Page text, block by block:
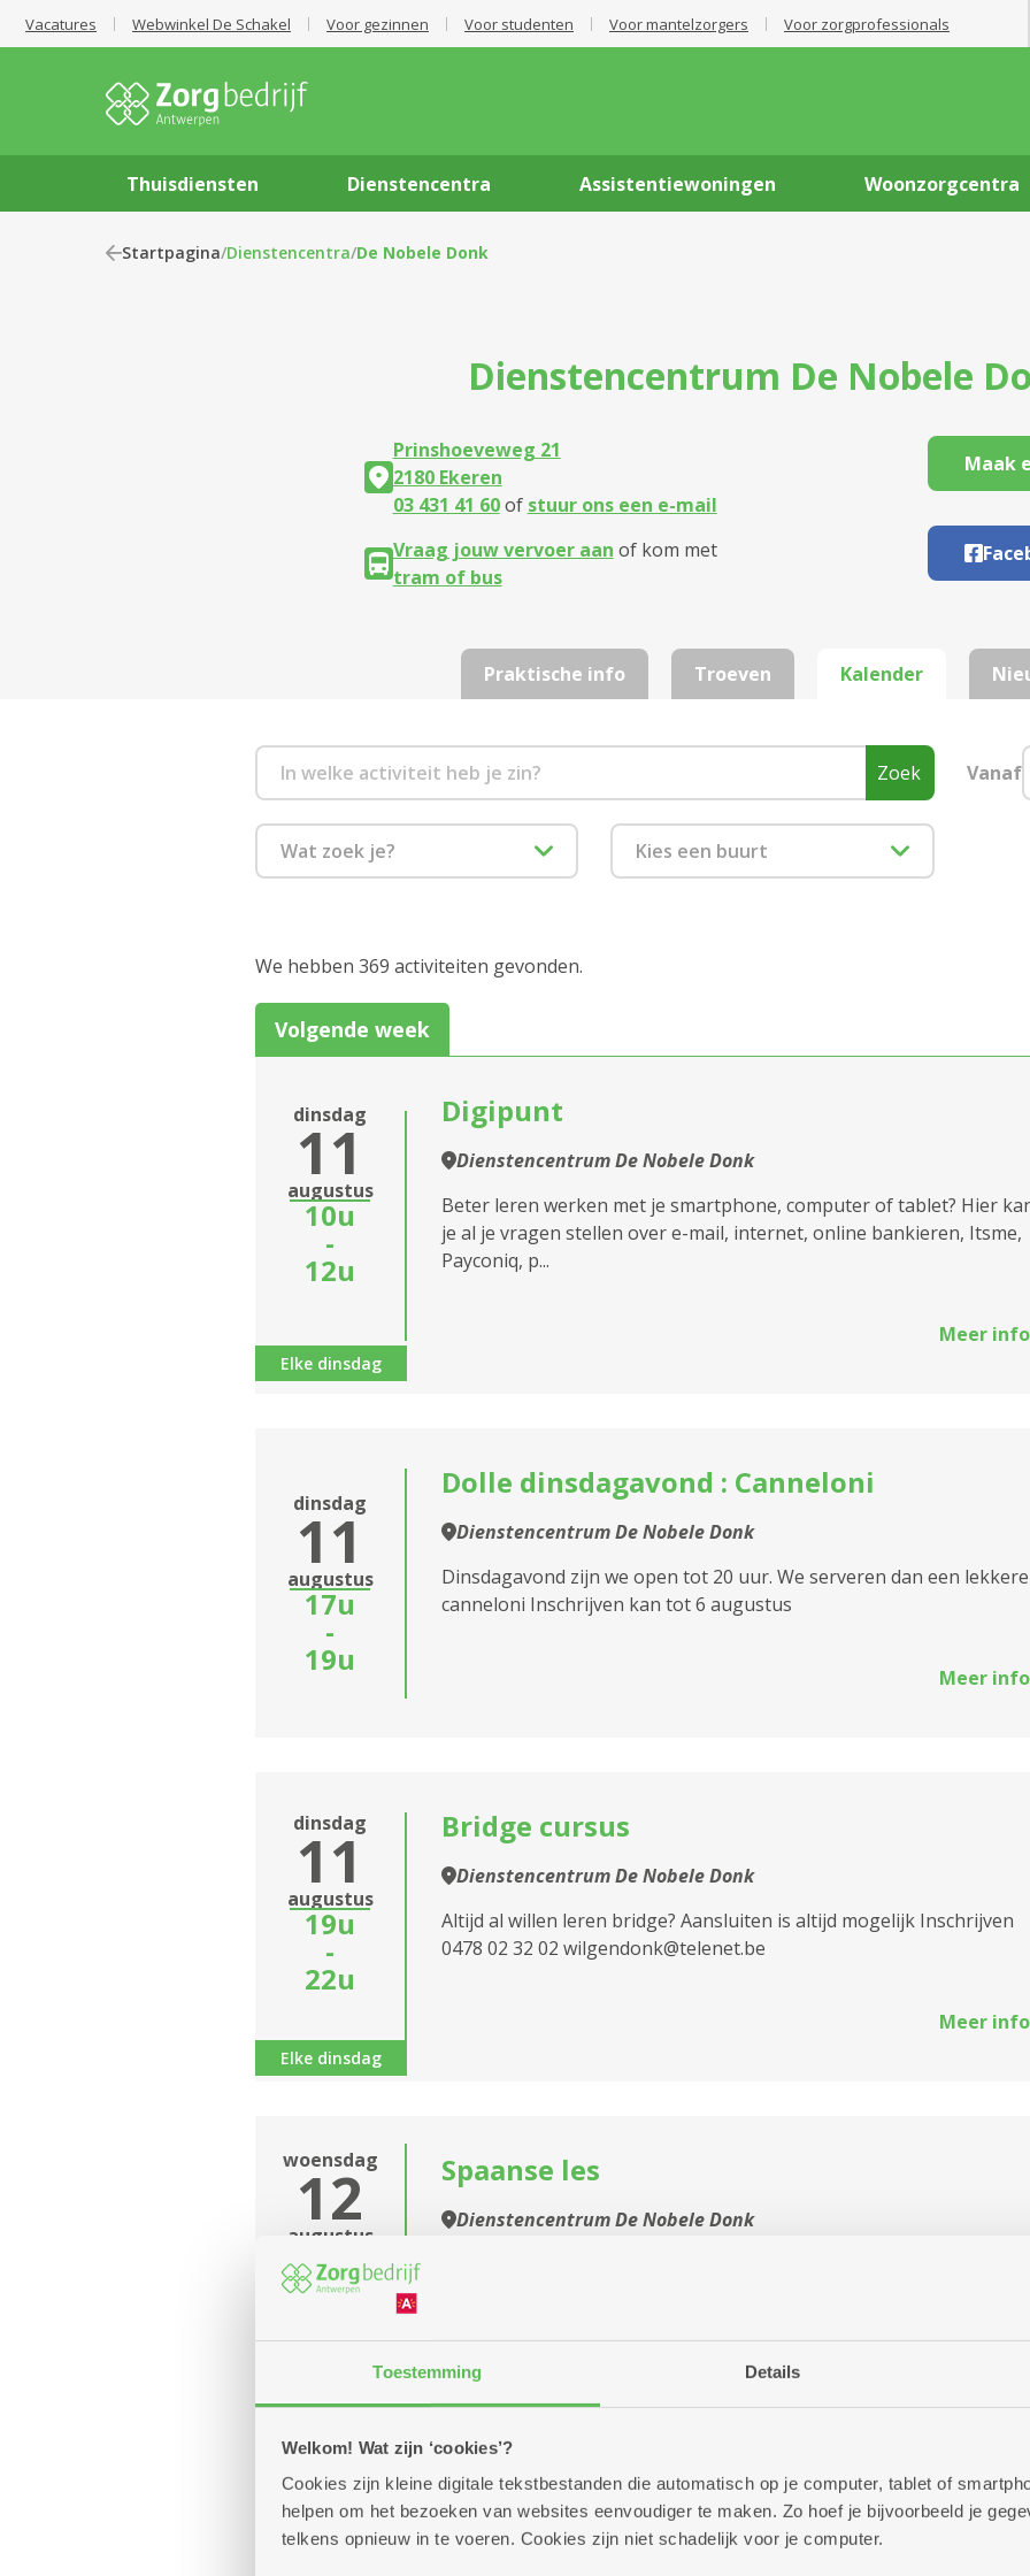
Toestemming Details
Welkom! Wat zijn ‘cookies’?
Cookies zijn kleine digitale tekstbestanden die automatisch op je computer, tablet of
helpen om het bezoeken van websites eenvoudiger te maken. Zo hoef je bijvoorbeeld je
telkens opnieuw in te voeren. Cookies zijn niet schadelijk voor je computer.
Vacatures Webwinkel De Schakel Voor gezinnen Voor studenten Voor mantelzorgers Voor zorgprofessionals
Thuisdiensten Dienstencentra Assistentiewoningen Woonzorgcentra
Startpagina/Dienstencentra/De Nobele Donk
Dienstencentrum De Nobele
Prinshoeveweg 21
2180 Ekeren
03 431 41 60of stuur ons een e-mail
Vraag jouw vervoer aan of kom met
tram of bus
Maak
Praktische info Troeven Kalender
Zoek Vanaf
Wat zoek je?
Feest en dans
Informatiesessie
Zitdagen klantendienst
Sluiten
Kies een buurt
2020 Antwerpen
2040 Berendrecht
2050 Antwerpen-
Linkeroever
2180 Ekeren
2600 Berchem
2610 Wilrijk
Sluiten
We hebben 369 activiteiten gevonden.
Volgende week
dinsdag
11
augustus
10u
-
12u
Elke dinsdag
Digipunt
Dienstencentrum De Nobele Donk
Beter leren werken met je smartphone, computer of tablet? Hier
je al je vragen stellen over e-mail, internet, online bankieren, Itsme,
Payconiq, p...
Meer info
dinsdag
11
augustus
17u
-
19u
Dolle dinsdagavond : Canneloni
Dienstencentrum De Nobele Donk
Dinsdagavond zijn we open tot 20 uur. We serveren dan een lekkere
canneloni Inschrijven kan tot 6 augustus
Meer info
dinsdag
11
augustus
19u
-
22u
Elke dinsdag
Bridge cursus
Dienstencentrum De Nobele Donk
Altijd al willen leren bridge? Aansluiten is altijd mogelijk Inschrijven
0478 02 32 02 wilgendonk@telenet.be
Meer info
woensdag
12
augustus
10u
-
Elke woensdag
Spaanse les
Dienstencentrum De Nobele Donk
Meer info
woensdag
12
augustus
Bridge beginners
Dienstencentrum De Nobele Donk